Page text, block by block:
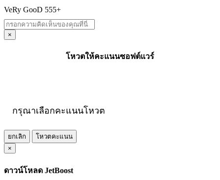
VeRy GooD 555+
×
โหวตให้คะแนนซอฟต์แวร์
กรุณาเลือกคะแนนโหวต
ยกเลิก
โหวตคะแนน
×
ดาวน์โหลด JetBoost